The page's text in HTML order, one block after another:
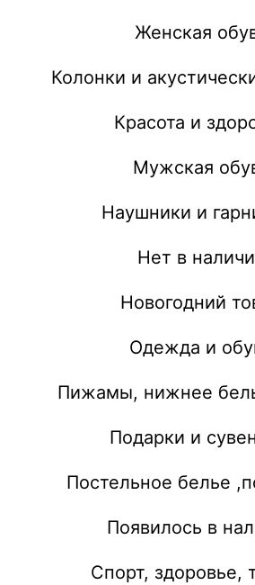
Женская
Колонки и
Красота и
Мужская
Наушники и
Нет в
Новогодний
Одежда и
Пижамы, нижнее
Подарки и
Постельное белье
Появилось в
Спорт, здоровье,